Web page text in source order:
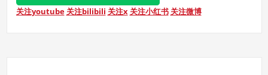
关注youtube 关注bilibili 关注x 关注小红书 关注微博